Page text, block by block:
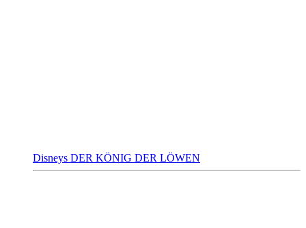
Disneys DER KÖNIG DER LÖWEN